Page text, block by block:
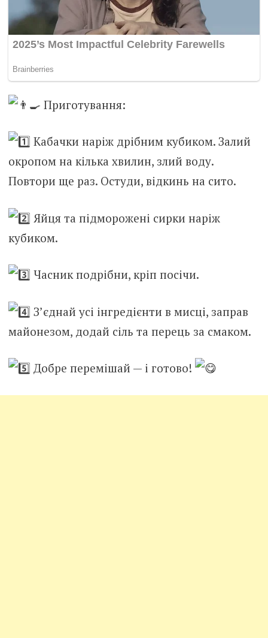
Приготування:
Кабачки наріж дрібним кубиком. Залий
окропом на кілька хвилин, злий воду.
Повтори ще раз. Остуди, відкинь на сито.
Яйця та підморожені сирки наріж
кубиком.
Часник подрібни, кріп посічи.
З’єднай усі інгредієнти в мисці, заправ
майонезом, додай сіль та перець за смаком.
Добре перемішай — і готово!